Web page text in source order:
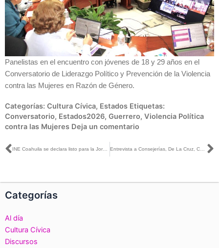
Panelistas en el encuentro con jóvenes de 18 y 29 años en el
Conversatorio de Liderazgo Político y Prevención de la Violencia
contra las Mujeres en Razón de Género.
Categorías: Cultura Cívica, Estados Etiquetas:
Conversatorio, Estados2026, Guerrero, Violencia Política
contra las Mujeres Deja un comentario
Ant Entrevista a Consejerías, De La Cruz, Chávez, Cruz y Montaño con Jorge Faibre para MVS Noticias Veracruz
Categorías
Al día
Cultura Cívica
Discursos